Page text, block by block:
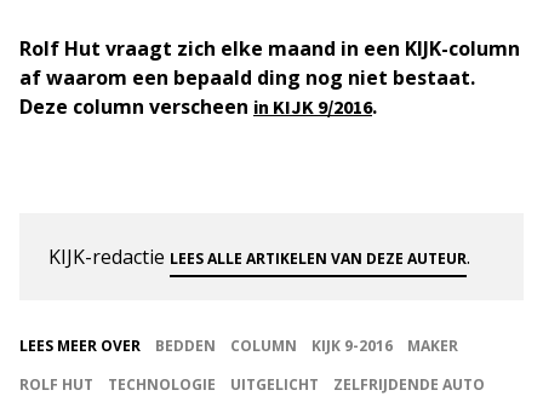
Rolf Hut vraagt zich elke maand in een KIJK-column
af waarom een bepaald ding nog niet bestaat.
Deze column verscheen in KIJK 9/2016.
KIJK-redactie LEES ALLE ARTIKELEN VAN DEZE AUTEUR.
LEES MEER OVER BEDDEN COLUMN KIJK 9-2016
MAKER
ROLF HUT
TECHNOLOGIE UITGELICHT ZELFRIJDENDE AUTO